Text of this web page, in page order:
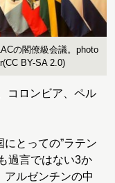
の閣僚級会議。photo
BY-SA 2.0)
コロンビア、ペル
とっての”ラテン
過言ではない3か
アルゼンチンの中